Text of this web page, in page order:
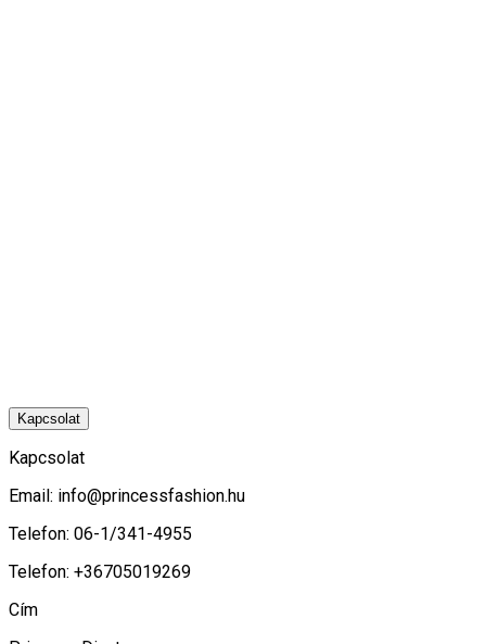
Kapcsolat
Kapcsolat
Email: info@princessfashion.hu
Telefon: 06-1/341-4955
Telefon: +36705019269
Cím